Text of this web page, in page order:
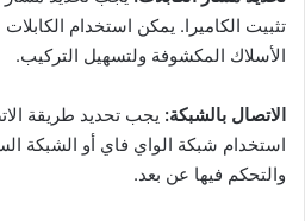
تثبيت الكاميرا. يمكن استخدام
الأسلاك المكشوفة ولتسهيل التركيب.
الاتصال بالشبكة: يجب تحديد طريقة
استخدام شبكة الواي فاي أو الشبكة
والتحكم فيها عن بعد.